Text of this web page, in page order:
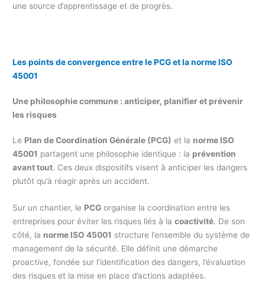
une source d’apprentissage et de progrès.
Les points de convergence entre le PCG et la norme ISO
45001
Une philosophie commune : anticiper, planifier et prévenir
les risques
Le Plan de Coordination Générale (PCG) et la norme ISO
45001 partagent une philosophie identique : la prévention
avant tout. Ces deux dispositifs visent à anticiper les dangers
plutôt qu’à réagir après un accident.
Sur un chantier, le PCG organise la coordination entre les
entreprises pour éviter les risques liés à lacoactivité. De son
côté, la norme ISO 45001 structure l’ensemble du système de
management de la sécurité. Elle définit une démarche
proactive, fondée sur l’identification des dangers, l’évaluation
des risques et la mise en place d’actions adaptées.